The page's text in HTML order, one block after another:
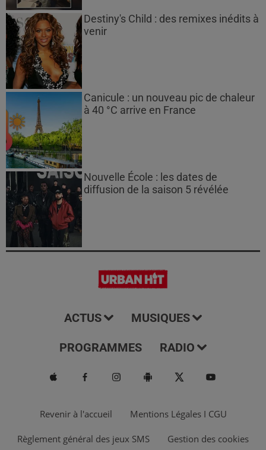
Destiny's Child : des remixes inédits à
venir
Canicule : un nouveau pic de chaleur
à 40 °C arrive en France
Nouvelle École : les dates de
diffusion de la saison 5 révélée
ACTUS MUSIQUES
PROGRAMMES RADIO
Revenir à l'accueil Mentions Légales I CGU
Règlement général des jeux SMS Gestion des cookies